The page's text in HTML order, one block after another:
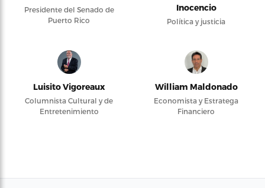
Presidente del Senado de
Puerto Rico
Inocencio
Política y justicia
Luisito Vigoreaux
Columnista Cultural y de
Entretenimiento
William Maldonado
Economista y Estratega
Financiero